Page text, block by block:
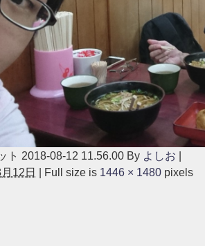
ト 2018-08-12 11.56.00 By よしお
12日 Full size is 1446 × 1480 pixels